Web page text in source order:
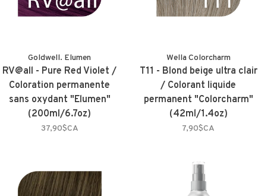
Goldwell. Elumen
RV@all - Pure Red Violet /
Coloration permanente
sans oxydant "Elumen"
(200ml/6.7oz)
37,90$CA
Wella Colorcharm
T11 - Blond beige ultra clair
/ Colorant liquide
permanent "Colorcharm"
(42ml/1.4oz)
7,90$CA